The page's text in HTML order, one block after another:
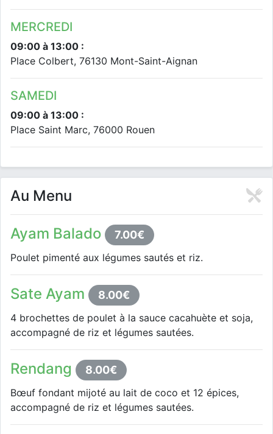
MERCREDI
09:00 à 13:00 :
Place Colbert, 76130 Mont-Saint-Aignan
SAMEDI
09:00 à 13:00 :
Place Saint Marc, 76000 Rouen
Au Menu
Ayam Balado 7.00€
Poulet pimenté aux légumes sautés et riz.
Sate Ayam 8.00€
4 brochettes de poulet à la sauce cacahuète et soja,
accompagné de riz et légumes sautées.
Rendang 8.00€
Bœuf fondant mijoté au lait de coco et 12 épices,
accompagné de riz et légumes sautées.